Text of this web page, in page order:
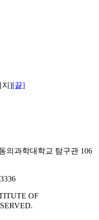
지][끝]
의과학대학교 탐구관 106
OF